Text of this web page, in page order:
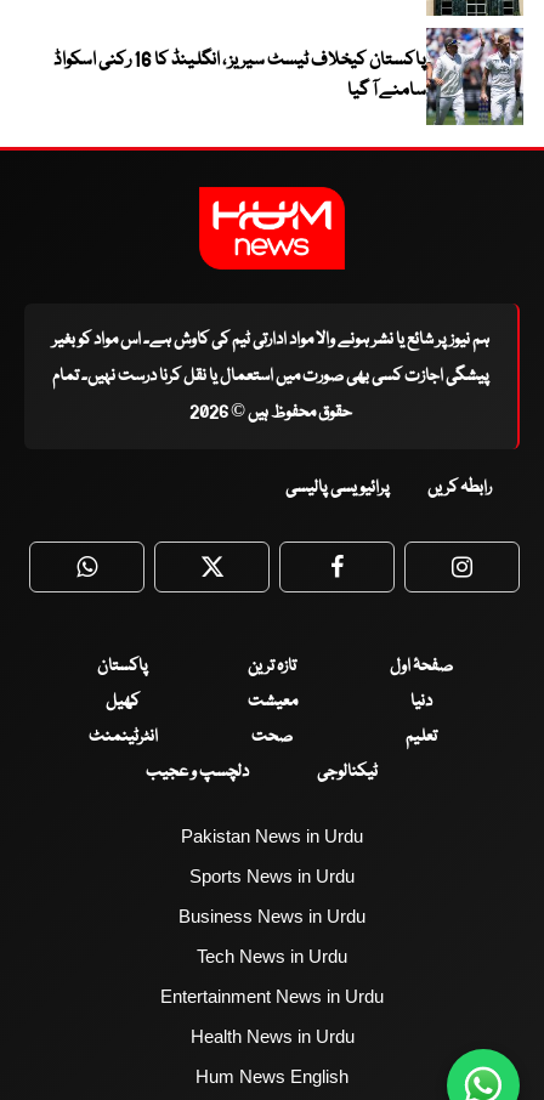
پاکستان کیخلاف ٹیسٹ سیریز ، انگلینڈ کا 16 رکنی اسکواڈ
سامنے آ گیا
ہم نیوز پر شائع یا نشر ہونے والا مواد ادارتی ٹیم کی کاوش ہے۔ اس مواد کو بغیر
پیشگی اجازت کسی بھی صورت میں استعمال یا نقل کرنا درست نہیں۔ تمام
حقوق محفوظ ہیں © 2026
رابطہ کریں پرائیویسی پالیسی
WhatsApp Twitter Facebook
صفحۂ اول تازہ ترین
پاکستان
دنیا
معیشت
کھیل
تعلیم
صحت
انٹرٹینمنٹ
ٹیکنالوجی
دلچسپ و عجیب
Pakistan News in Urdu
Sports News in Urdu
Business News in Urdu
Tech News in Urdu
Entertainment News in Urdu
Health News in Urdu
Hum News English